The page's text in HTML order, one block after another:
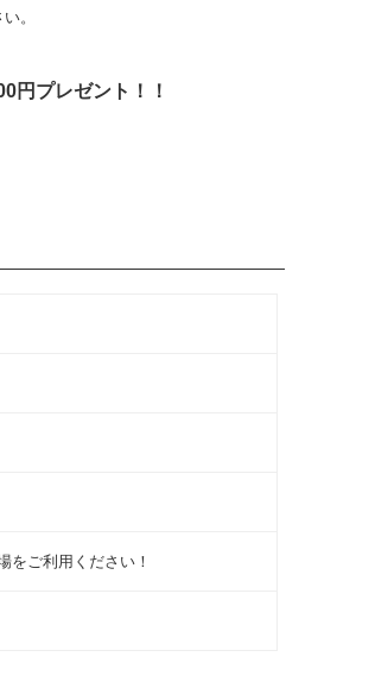
。
円プレゼント！！
をご利用ください！